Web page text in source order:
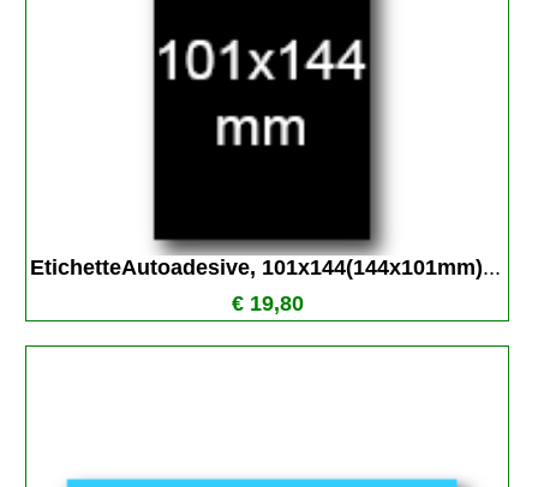
EtichetteAutoadesive, 101x144(144x101mm)...
€ 19,80